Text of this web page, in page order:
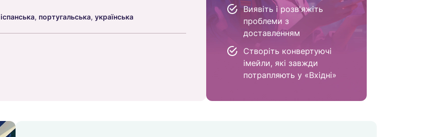
іспанська, португальська, українська
Виявіть і розв'яжіть
проблеми з
доставленням
Створіть конвертуючі
імейли, які завжди
потрапляють у «Вхідні»